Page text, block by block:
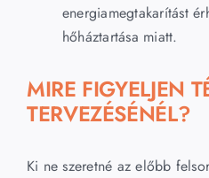
energiamegtakarítást
hőháztartása miatt.
MIRE FIGYELJEN
TERVEZÉSÉNÉL?
Ki ne szeretné az előbb